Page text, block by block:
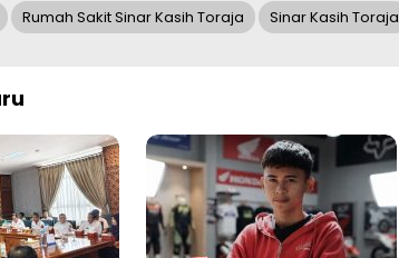
Rumah Sakit Sinar Kasih Toraja Sinar Kasih Toraja